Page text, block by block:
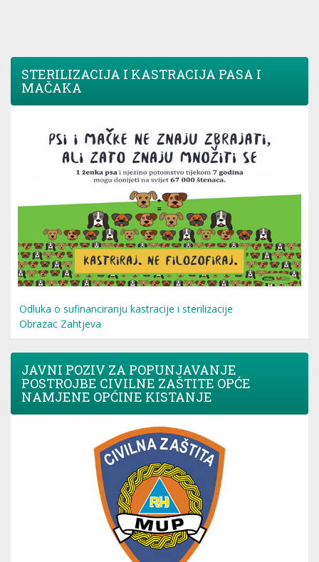
STERILIZACIJA I KASTRACIJA PASA I
MAČAKA
Odluka o sufinanciranju kastracije i sterilizacije
Obrazac Zahtjeva
JAVNI POZIV ZA POPUNJAVANJE
POSTROJBE CIVILNE ZAŠTITE OPĆE
NAMJENE OPĆINE KISTANJE